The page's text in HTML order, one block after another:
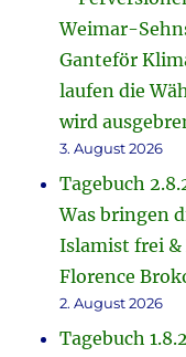
Weimar-
Ganteför
laufen die
wird
3. August 2026
Tagebuch
Was bringen
Islamist frei
Florence
2. August 2026
Tagebuch